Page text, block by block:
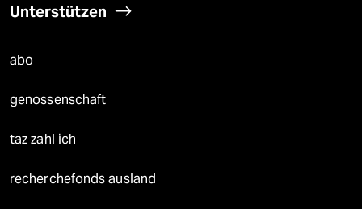
Unterstützen
abo
genossenschaft
taz zahl ich
recherchefonds ausland